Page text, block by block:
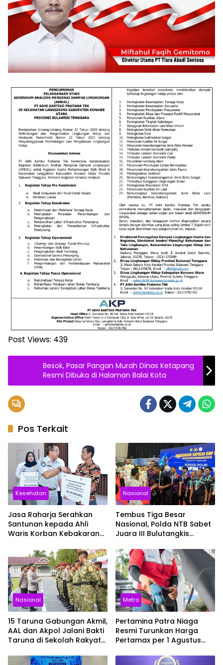
Post Views: 439
Besok, Pasar Pangan Murah Dinas Ketapang
Resmi Dibuka di Halaman Balai Kota
Pos Terkait
Kesehatan
Jasa Raharja Serahkan
Santunan kepada Ahli
Waris Korban Kebakaran
Nasional
Tembus Tiga Besar
Nasional, Polda NTB Sabet
Juara III Bulutangkis
Nasional
15 Taruna Gabungan Akmil,
AAL dan Akpol Jalani Bakti
Taruna di Sekolah Rakyat
Metro
Pertamina Patra Niaga
Resmi Turunkan Harga
Pertamax per 1 Agustus
Sekarang